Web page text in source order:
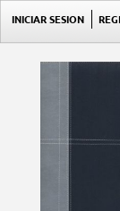
INICIAR SESION